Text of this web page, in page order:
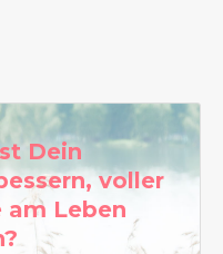
Dein
voller
am Leben